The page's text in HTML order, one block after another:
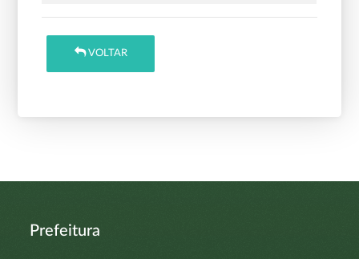
VOLTAR
Prefeitura